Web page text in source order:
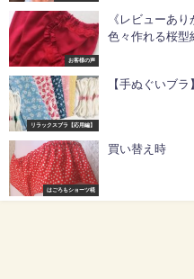
お客様の声
《レビューあ
色々作れる桜型
リラックスブラ【応用編】
【手ぬぐいブ
はごろもショーツ椛
買い替え時